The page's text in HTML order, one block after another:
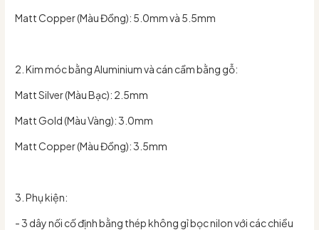
Matt Copper (Màu Đồng): 5.0mm và 5.5mm
2. Kim móc bằng Aluminium và cán cầm bằng gỗ:
Matt Silver (Màu Bạc): 2.5mm
Matt Gold (Màu Vàng): 3.0mm
Matt Copper (Màu Đồng): 3.5mm
3. Phụ kiện:
- 3 dây nối cố định bằng thép không gỉ bọc nilon với các chiều